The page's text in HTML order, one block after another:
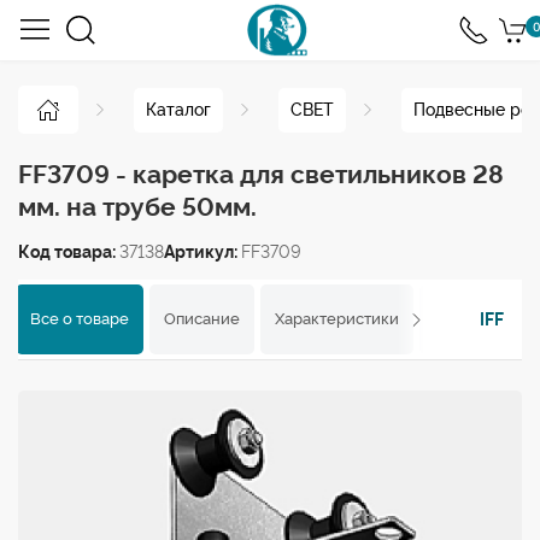
0
Каталог СВЕТ Подвесные
FF3709 - каретка для светильников 28
мм. на трубе 50мм.
Код товара: 37138Артикул: FF3709
Все о товаре Описание Характеристики ОтзывыIFF